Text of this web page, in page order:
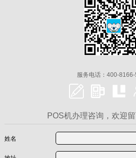
服务电话：400-
POS机办理咨询，欢迎
姓名